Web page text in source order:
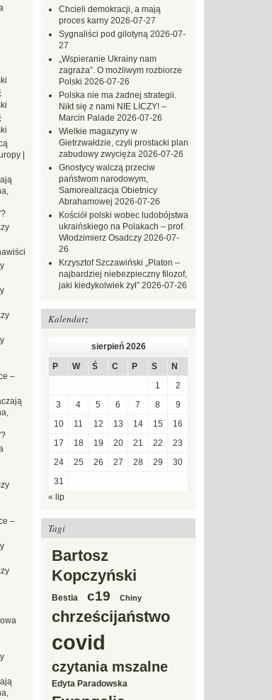
Chcieli demokracji, a mają
proces karny 2026-07-27
Sygnaliści pod gilotyną 2026-07-
27
„Wspieranie Ukrainy nam
zagraża”. O możliwym rozbiorze
Polski 2026-07-26
Polska nie ma żadnej strategii.
Nikt się z nami NIE LICZY! –
Marcin Palade 2026-07-26
Wielkie magazyny w
Gietrzwałdzie, czyli prostacki plan
zabudowy zwycięża 2026-07-26
Gnostycy walczą przeciw
państwom narodowym,
Samorealizacja Obietnicy
Abrahamowej 2026-07-26
Kościół polski wobec ludobójstwa
ukraińskiego na Polakach – prof.
Włodzimierz Osadczy 2026-07-
26
Krzysztof Szczawiński „Platon –
najbardziej niebezpieczny filozof,
jaki kiedykolwiek żył” 2026-07-26
Kalendarz
sierpień 2026
P
W Ś C P S
N
1
2
3
4 5 6 7 8
9
10
11 12 13 14 15
16
17
18 19 20 21 22
23
24
25 26 27 28 29
30
31
« lip
Tagi
Bartosz
Kopczyński
Bestia c19 Chiny
chrześcijaństwo
covid
czytania mszalne
Edyta Paradowska
|
–
–